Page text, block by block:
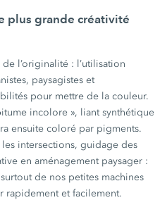
plus grande créativité
l’originalité : l’utilisation
paysagistes et
pour mettre de la couleur.
incolore », liant synthétique
ensuite coloré par pigments.
intersections, guidage des
en aménagement paysager :
de nos petites machines
rapidement et facilement.